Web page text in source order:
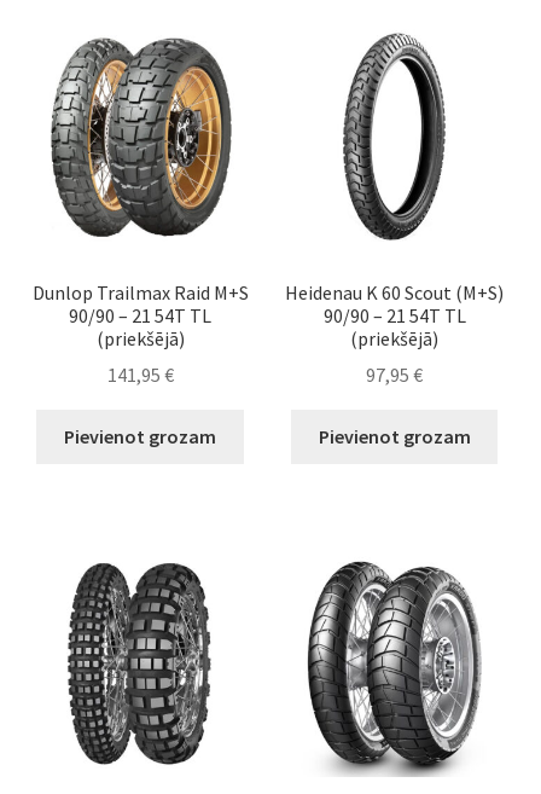
Dunlop Trailmax Raid M+S
90/90 – 21 54T TL
(priekšējā)
141,95 €
Pievienot grozam
Heidenau K 60 Scout (M+S)
90/90 – 21 54T TL
(priekšējā)
97,95€
Pievienot grozam